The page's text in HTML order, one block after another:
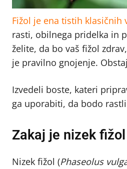
Fižol je ena tistih klasičnih
rasti, obilnega pridelka in
želite, da bo vaš fižol
je pravilno gnojenje.
Izvedeli boste, kateri
ga uporabiti, da bodo
Zakaj je nizek
Nizek fižol (Phaseolus